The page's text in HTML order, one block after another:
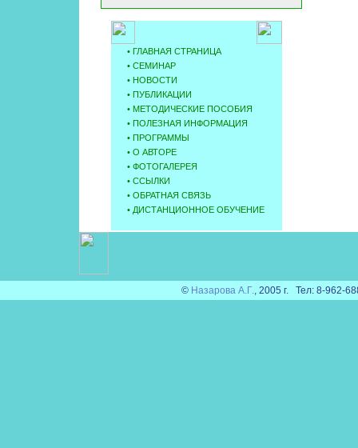
• ГЛАВНАЯ СТРАНИЦА
• СЕМИНАР
• НОВОCТИ
• ПУБЛИКАЦИИ
• МЕТОДИЧЕСКИЕ ПОСОБИЯ
• ПОЛЕЗНАЯ ИНФОРМАЦИЯ
• ПРОГРАММЫ
• О АВТОРЕ
• ФОТОГАЛЕРЕЯ
• ССЫЛКИ
• ОБРАТНАЯ СВЯЗЬ
• ДИСТАНЦИОННОЕ ОБУЧЕНИЕ
© Назарова А.Г., 2005 г. Тел: 8-962-